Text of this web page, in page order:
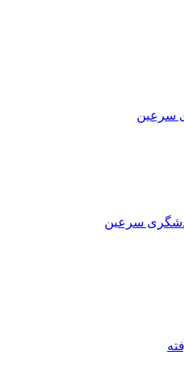
سرعین
سرعین